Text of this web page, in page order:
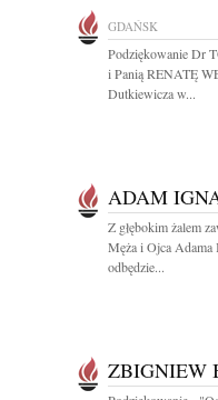
GDAŃSK
Podziękowanie Dr
i Panią RENATĘ
Dutkiewicza w...
ADAM
Z głębokim żalem
Męża i Ojca Adama
odbędzie...
ZBIGNIEW